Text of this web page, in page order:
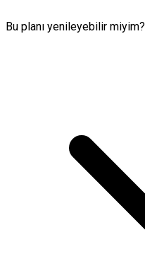
Bu planı yenileyebilir miyim?